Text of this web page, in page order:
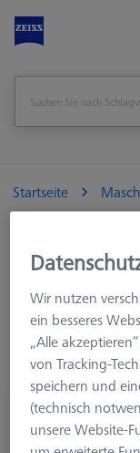
Startseite
Aufspannmittel
Palette für
Bohrraster
602703-9000-201
Wir nutzen
ein besseres
„Alle
von Tracking-
speichern und
(technisch
unsere Website-